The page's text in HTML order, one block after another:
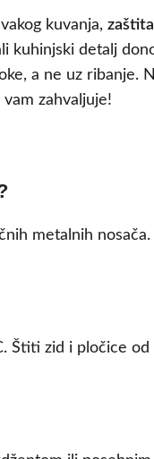
kuvanja,
kuhinjski detalj
a ne uz ribanje.
zahvaljuje!
metalnih
zid i pločice